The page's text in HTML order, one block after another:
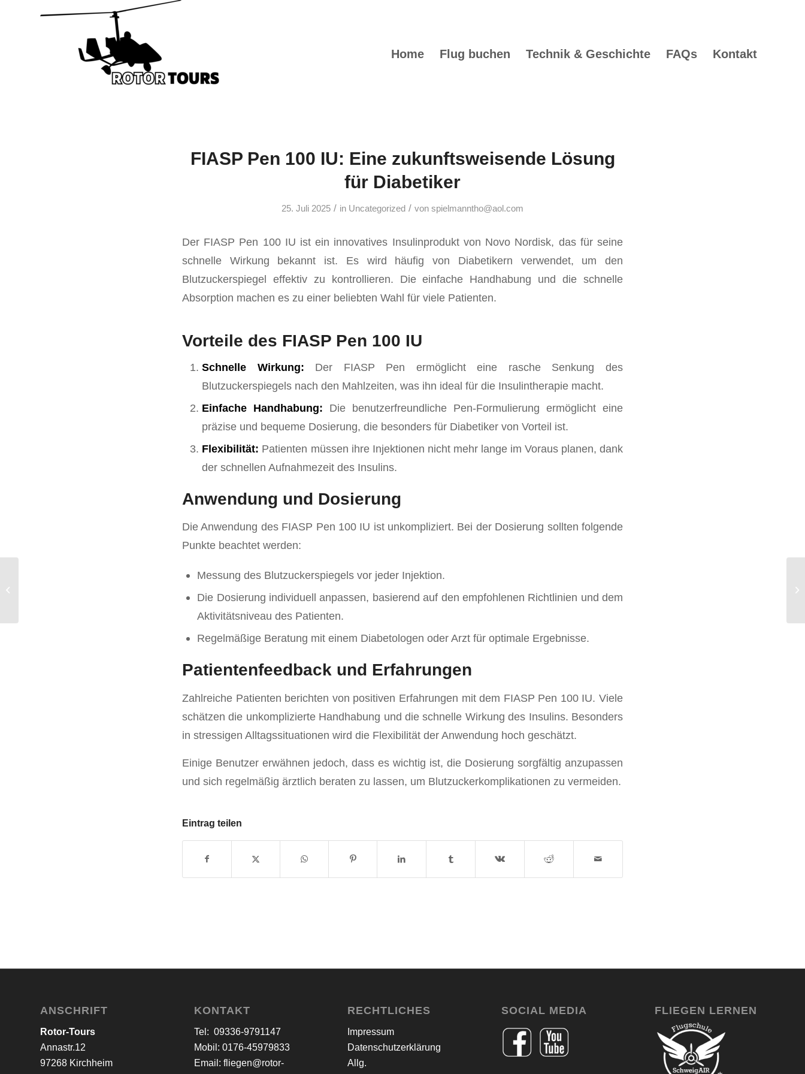
Home Flug buchen Technik & Geschichte FAQs Kontakt
FIASP Pen 100 IU: Eine zukunftsweisende Lösung
für Diabetiker
25. Juli 2025 / in Uncategorized / von spielmanntho@aol.com
Der FIASP Pen 100 IU ist ein innovatives Insulinprodukt von Novo Nordisk, das für seine
schnelle Wirkung bekannt ist. Es wird häufig von Diabetikern verwendet, um den
Blutzuckerspiegel effektiv zu kontrollieren. Die einfache Handhabung und die schnelle
Absorption machen es zu einer beliebten Wahl für viele Patienten.
Vorteile des FIASP Pen 100 IU
Schnelle Wirkung: Der FIASP Pen ermöglicht eine rasche Senkung des
Blutzuckerspiegels nach den Mahlzeiten, was ihn ideal für die Insulintherapie macht.
Einfache Handhabung: Die benutzerfreundliche Pen-Formulierung ermöglicht eine
präzise und bequeme Dosierung, die besonders für Diabetiker von Vorteil ist.
Flexibilität: Patienten müssen ihre Injektionen nicht mehr lange im Voraus planen, dank
der schnellen Aufnahmezeit des Insulins.
Anwendung und Dosierung
Die Anwendung des FIASP Pen 100 IU ist unkompliziert. Bei der Dosierung sollten folgende
Punkte beachtet werden:
Messung des Blutzuckerspiegels vor jeder Injektion.
Die Dosierung individuell anpassen, basierend auf den empfohlenen Richtlinien und dem
Aktivitätsniveau des Patienten.
Regelmäßige Beratung mit einem Diabetologen oder Arzt für optimale Ergebnisse.
Patientenfeedback und Erfahrungen
Zahlreiche Patienten berichten von positiven Erfahrungen mit dem FIASP Pen 100 IU. Viele
schätzen die unkomplizierte Handhabung und die schnelle Wirkung des Insulins. Besonders
in stressigen Alltagssituationen wird die Flexibilität der Anwendung hoch geschätzt.
Einige Benutzer erwähnen jedoch, dass es wichtig ist, die Dosierung sorgfältig anzupassen
und sich regelmäßig ärztlich beraten zu lassen, um Blutzuckerkomplikationen zu vermeiden.
Eintrag teilen
ANSCHRIFT
Rotor-Tours
Annastr.12
97268 Kirchheim
KONTAKT
Tel: 09336-9791147
Mobil: 0176-45979833
Email: fliegen@rotor-
RECHTLICHES
Impressum
Datenschutzerklärung
Allg.
SOCIAL MEDIA FLIEGEN LERNEN